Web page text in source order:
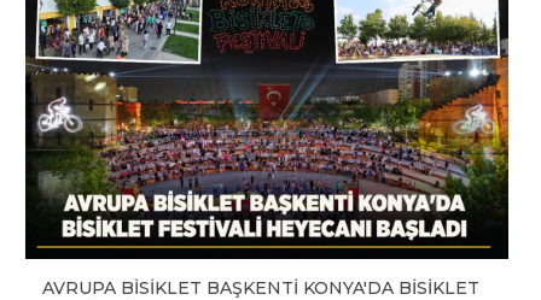
AVRUPA BİSİKLET BAŞKENTİ KONYA'DA BİSİKLET